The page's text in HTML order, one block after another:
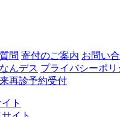
問 寄付のご案内 お問い
んデス プライバシーポリ
再診予約受付